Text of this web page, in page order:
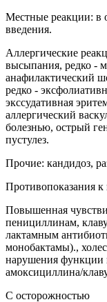
Местные реакции: в
введения.
Аллергические
высыпания, редко -
анафилактический
редко -
экссудативная
аллергический
болезнью, острый
пустулез.
Прочие: кандидоз,
Противопоказания
Повышенная
пенициллинам,
лактамным
монобактамы).,
нарушения функции
амоксициллина/
С осторожностью